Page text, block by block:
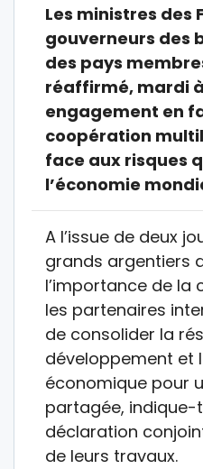
Les ministres des
gouverneurs des
des pays
réaffirmé, mardi
engagement en
coopération
face aux risques
l’économie
A l’issue de deux
grands argentiers
l’importance de la
les partenaires
de consolider la
développement et
économique pour
partagée,
déclaration
de leurs travaux.